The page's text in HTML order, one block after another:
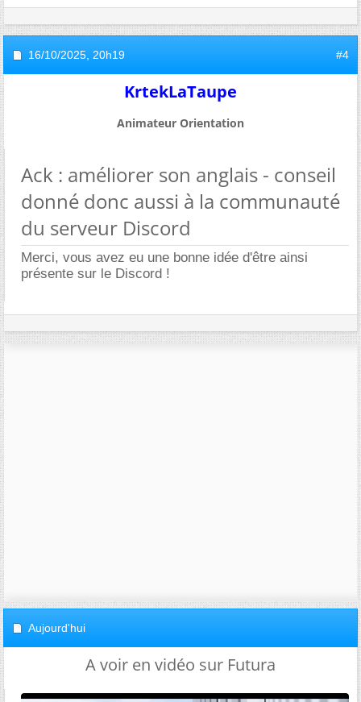
16/10/2025, 20h19 #4
KrtekLaTaupe
Animateur Orientation
Ack : améliorer son anglais - conseil
donné donc aussi à la communauté
du serveur Discord
Merci, vous avez eu une bonne idée d'être ainsi
présente sur le Discord !
Aujourd'hui
A voir en vidéo sur Futura